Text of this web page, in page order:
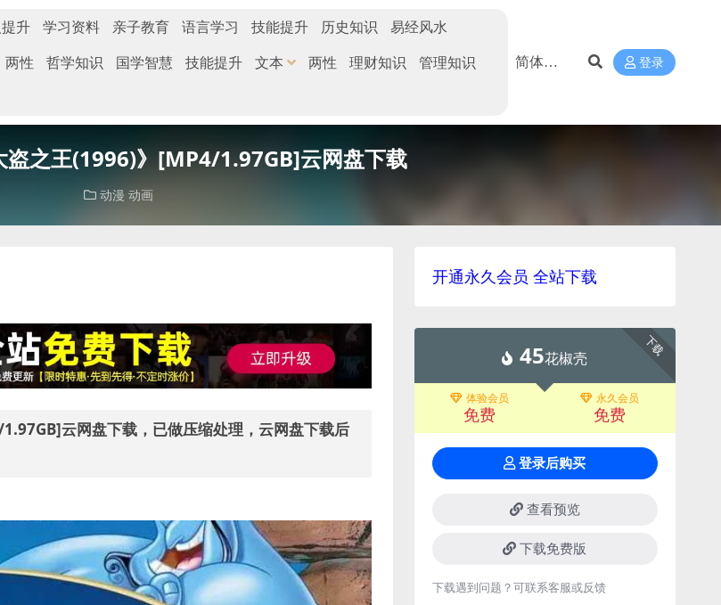
升 学习资料 亲子教育 语言学习 技能提升 历史知识
易经风水
两性 哲学知识 国学智慧 技能提升 文本 两性 理财知识
管理知识
登录
盗之王(1996)》[MP4/1.97GB]云网盘下载
动漫 动画
云网盘下载，已做压缩处理，云网盘下载后
开通永久会员 全站下载
下载
45花椒壳
体验会员
免费
永久会员
免费
登录后购买
查看预览
下载免费版
下载遇到问题？可联系客服或反馈